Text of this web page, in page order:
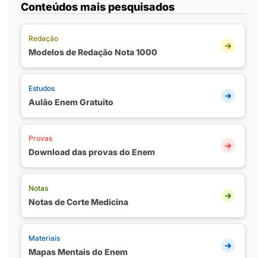
Conteúdos mais pesquisados
Redação
Modelos de Redação Nota 1000
Estudos
Aulão Enem Gratuito
Provas
Download das provas do Enem
Notas
Notas de Corte Medicina
Materiais
Mapas Mentais do Enem